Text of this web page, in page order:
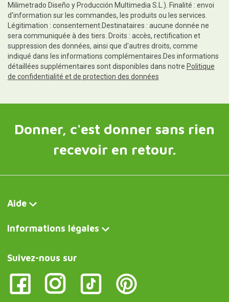
Milimetrado Diseño y Producción Multimedia S.L.). Finalité : envoi
d'information sur les commandes, les produits ou les services.
Légitimation : consentement.Destinataires : aucune donnée ne
sera communiquée à des tiers. Droits : accès, rectification et
suppression des données, ainsi que d'autres droits, comme
indiqué dans les informations complémentaires.Des informations
détaillées supplémentaires sont disponibles dans notre Politique
de confidentialité et de protection des données
Donner, c'est donner sans rien
recevoir en retour.
Aide
Informations légales
Suivez-nous sur